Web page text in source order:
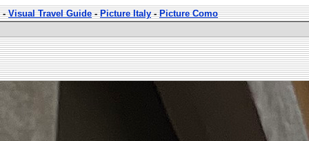
-Visual Travel Guide-Picture Italy-Picture Como